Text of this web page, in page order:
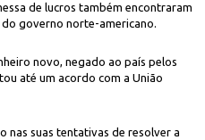
de lucros também encontraram
governo norte-americano.
novo, negado ao país pelos
até um acordo com a União
nas suas tentativas de resolver a